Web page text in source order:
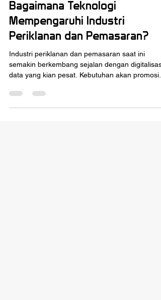
Oct 11, 2024
3 min read
Bagaimana Teknologi
Mempengaruhi Industri
Periklanan dan Pemasaran?
Industri periklanan dan pemasaran saat ini
data yang kian pesat. Kebutuhan akan promosi...